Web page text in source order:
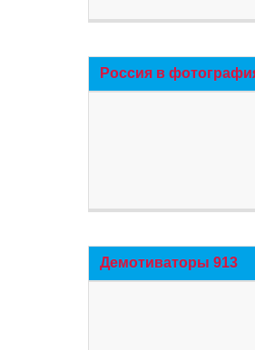
Россия в
Демотиваторы 913